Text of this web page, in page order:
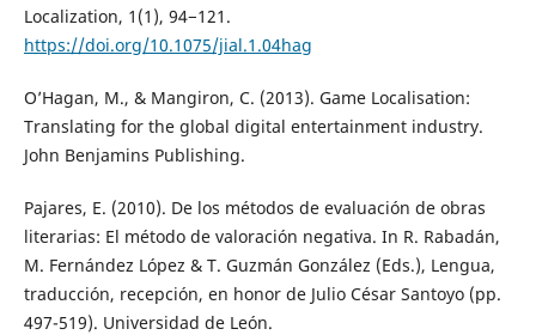
Localization, 1(1), 94−121.
https://doi.org/10.1075/jial.1.04hag
O’Hagan, M., & Mangiron, C. (2013). Game Localisation:
Translating for the global digital entertainment industry.
John Benjamins Publishing.
Pajares, E. (2010). De los métodos de evaluación de obras
literarias: El método de valoración negativa. In R. Rabadán,
M. Fernández López & T. Guzmán González (Eds.), Lengua,
traducción, recepción, en honor de Julio César Santoyo (pp.
497-519). Universidad de León.